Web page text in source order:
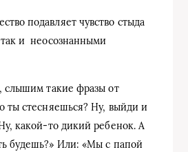
подавляет чувство стыда
и неосознанными
слышим такие фразы от
ты стесняешься? Ну, выйди и
какой-то дикий ребенок. А
будешь?» Или: «Мы с папой